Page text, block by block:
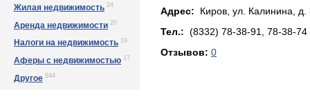
Жилая недвижимость 24
Аренда недвижимости 20
Налоги на недвижимость 19
Аферы с недвижимостью 17
Другое 844
Адрес: Киров, ул. Кaлининa,
Тел.: (8332) 78-38-91, 78-38-74
Отзывов: 0